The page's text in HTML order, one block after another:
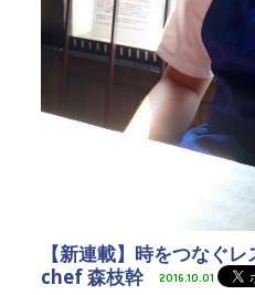
【新連載】時をつなぐ
chef 森枝幹
2016.10.01